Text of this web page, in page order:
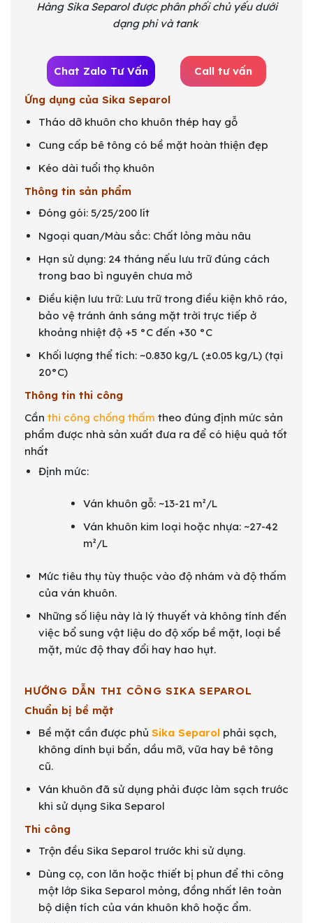
Hàng Sika Separol được phân phối chủ yếu dưới
dạng phi và tank
Chat Zalo Tư Vấn Call tư vấn
Ứng dụng của Sika Separol
Tháo dỡ khuôn cho khuôn thép hay gỗ
Cung cấp bê tông có bề mặt hoàn thiện đẹp
Kéo dài tuổi thọ khuôn
Thông tin sản phẩm
Đóng gói: 5/25/200 lít
Ngoại quan/Màu sắc: Chất lỏng màu nâu
Hạn sử dụng: 24 tháng nếu lưu trữ đúng cách
trong bao bì nguyên chưa mở
Điều kiện lưu trữ: Lưu trữ trong điều kiện khô ráo,
bảo vệ tránh ánh sáng mặt trời trực tiếp ở
khoảng nhiệt độ +5 °C đến +30 °C
Khối lượng thể tích: ~0.830 kg/L (±0.05 kg/L) (tại
20°C)
Thông tin thi công
Cần thi công chống thấm theo đúng định mức sản
phẩm được nhà sản xuất đưa ra để có hiệu quả tốt
nhất
Định mức:
Ván khuôn gỗ: ~13-21 m²/L
Ván khuôn kim loại hoặc nhựa: ~27-42
m²/L
Mức tiêu thụ tùy thuộc vào độ nhám và độ thấm
của ván khuôn.
Những số liệu này là lý thuyết và không tính đến
việc bổ sung vật liệu do độ xốp bề mặt, loại bề
mặt, mức độ thay đổi hay hao hụt.
HƯỚNG DẪN THI CÔNG SIKA SEPAROL
Chuẩn bị bề mặt
Bề mặt cần được phủ Sika Separolphải sạch,
không dính bụi bẩn, dầu mỡ, vữa hay bê tông
cũ.
Ván khuôn đã sử dụng phải được làm sạch trước
khi sử dụng Sika Separol
Thi công
Trộn đều Sika Separol trước khi sử dụng.
Dùng cọ, con lăn hoặc thiết bị phun để thi công
một lớp Sika Separol mỏng, đồng nhất lên toàn
bộ diện tích của ván khuôn khô hoặc ẩm.